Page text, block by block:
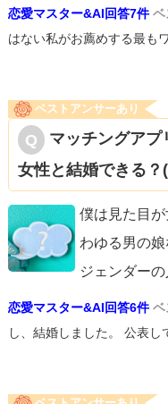
恋愛マスター&AI回答7件 ベ
はない私がお薦めする最も
ベストアンサーあり
マッチングアプ
女性と結婚できる？
僕は見た目
わゆる男の
ジェンダー
恋愛マスター&AI回答6件 ベ
し、結婚しました。 公表し